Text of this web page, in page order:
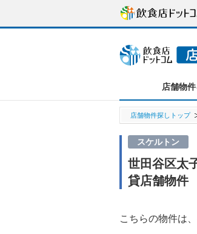
店舗物
店舗物件探しトップ
スケルトン
世田谷区太
貸店舗物件
こちらの物件は